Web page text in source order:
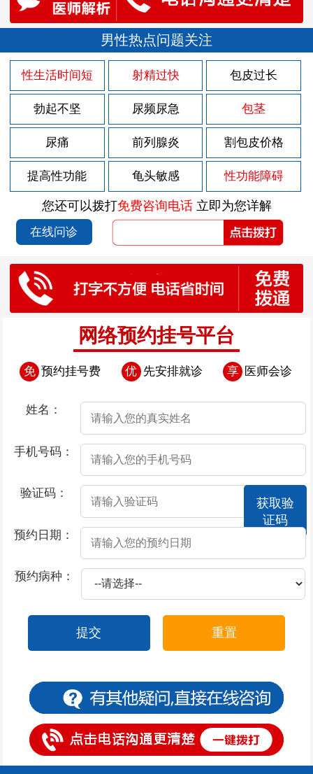
男性包皮长为什么会影响夫妻生活
包皮上长一堆小疙瘩
包皮上有红色的斑块 2026-07-30
男人该怎样做好前列腺炎的护理 2026-07-29
男人得了前列腺炎有什么征兆？ 2026-07-29
男性前列腺炎的后果 2026-07-29
男性前列腺炎的症状有哪些 2026-07-29
男性前列腺炎的症状如何表现 2026-07-29
包皮上有红斑块 2026-07-28
包皮上有点溃烂 2026-07-25
2026-07-24
导致男性早泄的原因是什么呢 2026-07-24
导致男性患上早泄的因素有哪些
憋尿治疗早泄“不靠谱”
导致男性早泄的病因是什么 2026-07-24
包皮上有白疙瘩 2026-07-23
包皮上有小肉流脓
包皮上有一圈肉芽是怎么回事
撸管过度会不会导致男性阳痿 2026-07-17
酒精导致阳痿的原因？ 2026-07-17
莫让阳痿，给男性朋友“打击” 2026-07-17
撸管过度阳痿了怎么办 2026-07-17
患上了阳痿都有哪些症状表现 2026-07-17
包皮一边起疙瘩 2026-07-14
包皮一块红斑怎么办 2026-07-11
包皮过长有什么危害呢？ 2026-07-11
包皮不可以用力上翻的原因是什么 2026-07-11
男性热点问题关注
性生活时间短 射精过快 包皮过长
勃起不坚 尿频尿急 包茎
尿痛 前列腺炎 割包皮价格
提高性功能 龟头敏感 性功能障碍
您还可以拨打免费咨询电话立即为您详解
在线问诊
网络预约挂号平台
免 预约挂号费 优 先安排就诊 享 医师会诊
姓名：
手机号码：
验证码：
获取验
证码
预约日期：
预约病种：
提交 重置